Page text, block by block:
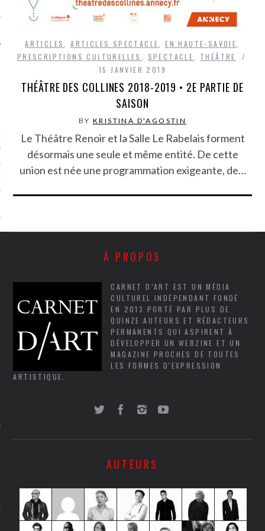
CARAVELLE
PODCAST
CARAVELLE
CARAVELLE
PODCAST
ARTICLES ,ARTICLES SPECTACLE ,EN HAUTE-SAVOIE
PRESCRIPTIONS CULTURELLES
SPECTACLE
THÉÂTRE
15 JANVIER 2019
THÉÂTRE DES COLLINES 2018-2019 • 2E PARTIE DE
SAISON
BY KRISTINA D'AGOSTIN
Le Théâtre Renoir et la Salle Le Rabelais forment
désormais une seule et même entité. De cette
union est née une programmation exigeante, de…
À PROPOS
CARNET D’ART EST UN MÉDIA
CULTUREL INDÉPENDANT FONDÉ
EN 2013 PORTÉ PAR PLUS DE
QUINZE AUTEURS ET RÉDACTEURS
PERMANENTS QUI ASPIRENT À
DÉVELOPPER UN WEBZINE ET UN
MAGAZINE PROCHES DE TOUTES
LES FORMES D'EXPRESSION
ARTISTIQUE.
AUTEURS